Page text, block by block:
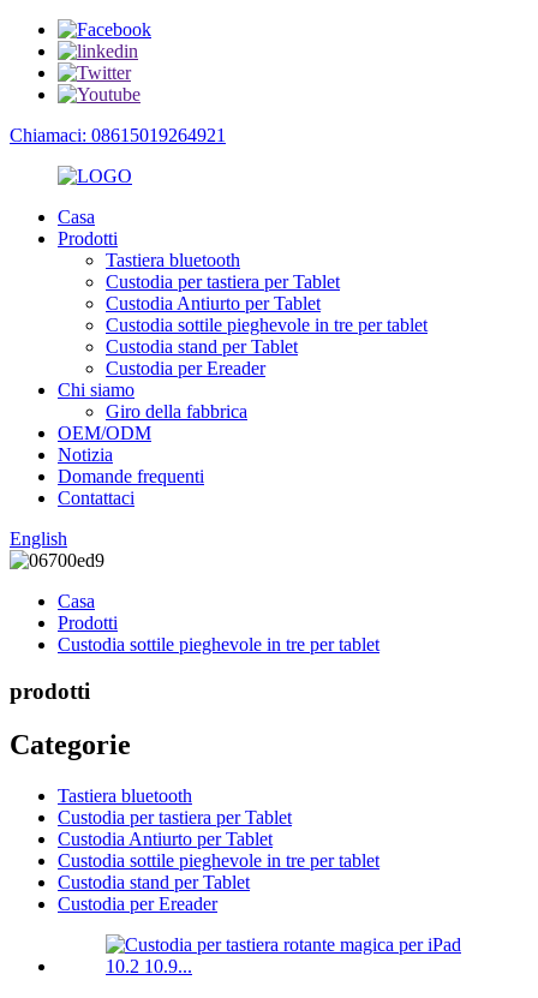
Chiamaci: 08615019264921
Casa
Prodotti
Tastiera bluetooth
Custodia per tastiera per Tablet
Custodia Antiurto per Tablet
Custodia sottile pieghevole in tre per tablet
Custodia stand per Tablet
Custodia per Ereader
Chi siamo
Giro della fabbrica
OEM/ODM
Notizia
Domande frequenti
Contattaci
English
Casa
Prodotti
Custodia sottile pieghevole in tre per tablet
prodotti
Categorie
Tastiera bluetooth
Custodia per tastiera per Tablet
Custodia Antiurto per Tablet
Custodia sottile pieghevole in tre per tablet
Custodia stand per Tablet
Custodia per Ereader